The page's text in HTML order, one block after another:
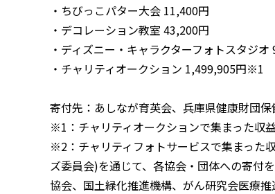
・ちびっこパター大会 11,400円
・デコレーション教室 43,200円
・ディズニー・キャラクターフォトスタジオ
・チャリティオークション 1,499,905円※1
寄付先：あしなが育英会、兵庫県健康財団
※1：チャリティオークションで集まった収
※2：チャリティフォトサービスで集まった
ズ委員会)を通じて、各協会・団体への寄付
協会、国土緑化推進機構、がん研究会医療推